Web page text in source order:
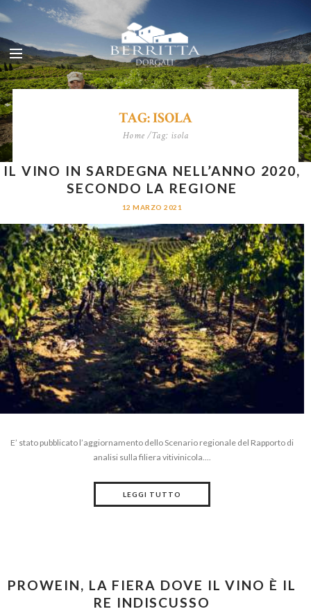
TAG: ISOLA
Home Tag: isola
IL VINO IN SARDEGNA NELL’ANNO 2020,
SECONDO LA REGIONE
12 MARZO 2021
E’ stato pubblicato l’aggiornamento dello Scenario regionale del Rapporto di
analisi sulla filiera vitivinicola....
LEGGI TUTTO
PROWEIN, LA FIERA DOVE IL VINO È IL
RE INDISCUSSO